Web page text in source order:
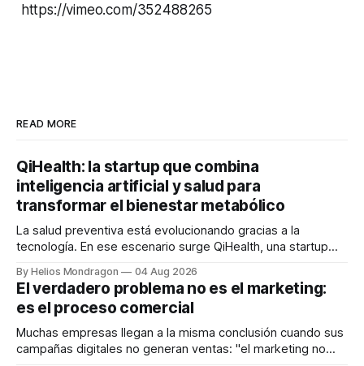
https://vimeo.com/352488265
READ MORE
QiHealth: la startup que combina
inteligencia artificial y salud para
transformar el bienestar metabólico
La salud preventiva está evolucionando gracias a la
tecnología. En ese escenario surge QiHealth, una startup
dispositivos inteligentes, inteligencia artificial y monitoreo
en tiempo real para ayudar a las personas a tomar mejores
decisiones sobre su salud metabólica. Su propuesta busca
responder
By Helios Mondragon 04 Aug 2026
El verdadero problema no es el marketing:
es el proceso comercial
Muchas empresas llegan a la misma conclusión cuando sus
campañas digitales no generan ventas: "el marketing no